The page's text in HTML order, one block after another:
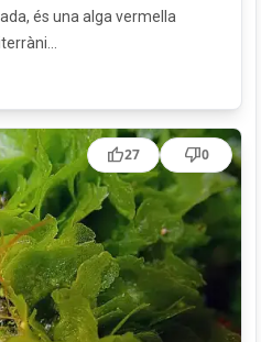
és una alga vermella
thumb_up27 thumb_down0